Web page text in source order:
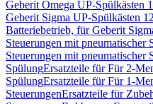
Geberit Omega UP-Spülkästen
Geberit Sigma UP-Spülkästen
Batteriebetrieb, für Geberit
Steuerungen mit pneumatischer
Steuerungen mit pneumatischer
SpülungErsatzteile für Für 2-
SpülungErsatzteile für Für 1-
SteuerungenErsatzteile für